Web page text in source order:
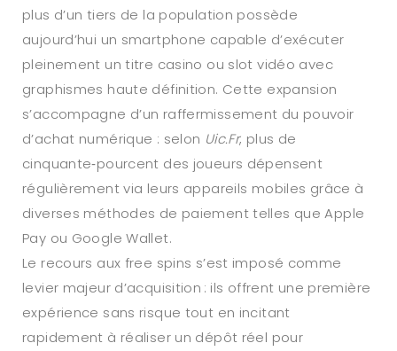
plus d’un tiers de la population possède
aujourd’hui un smartphone capable d’exécuter
pleinement un titre casino ou slot vidéo avec
graphismes haute définition. Cette expansion
s’accompagne d’un raffermissement du pouvoir
d’achat numérique : selon Uic.Fr, plus de
cinquante‑pourcent des joueurs dépensent
régulièrement via leurs appareils mobiles grâce à
diverses méthodes de paiement telles que Apple
Pay ou Google Wallet.
Le recours aux free spins s’est imposé comme
levier majeur d’acquisition : ils offrent une première
expérience sans risque tout en incitant
rapidement à réaliser un dépôt réel pour